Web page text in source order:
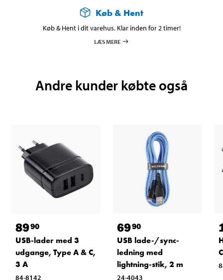
Køb & Hent
Køb & Hent i dit varehus. Klar inden for 2 timer!
LÆS MERE
Andre kunder købte også
8990
USB-lader med 3
udgange, Type A & C,
3 A
84-8142
6990
USB lade-/sync-
ledning med
lightning-stik, 2 m
24-4043